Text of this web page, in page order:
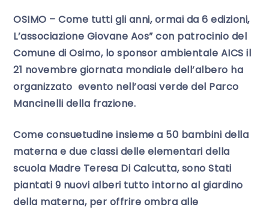
OSIMO – Come tutti gli anni, ormai da 6 edizioni,
L’associazione Giovane Aos” con patrocinio del
Comune di Osimo, lo sponsor ambientale AICS il
21 novembre giornata mondiale dell’albero ha
organizzato evento nell’oasi verde del Parco
Mancinelli della frazione.
Come consuetudine insieme a 50 bambini della
materna e due classi delle elementari della
scuola Madre Teresa Di Calcutta, sono Stati
piantati 9 nuovi alberi tutto intorno al giardino
della materna, per offrire ombra alle